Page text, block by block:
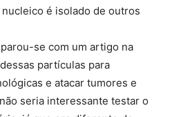
é isolado de outros
se com um artigo na
partículas para
e atacar tumores e
seria interessante testar o